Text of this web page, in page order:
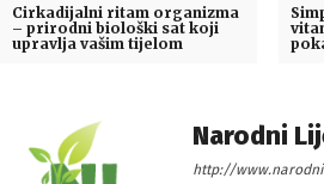
Cirkadijalni ritam organizma
– prirodni biološki sat koji
upravlja vašim tijelom
Narodni
http://